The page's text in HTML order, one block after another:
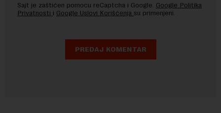
Sajt je zaštićen pomocu reCaptcha i Google. Google Politika
Privatnosti i Google Uslovi Korišćenja su primenjeni.